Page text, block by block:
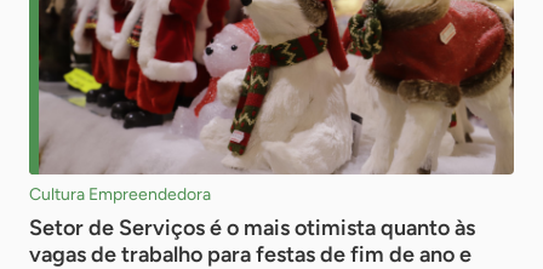
Cultura Empreendedora
Setor de Serviços é o mais otimista quanto às
vagas de trabalho para festas de fim de ano e